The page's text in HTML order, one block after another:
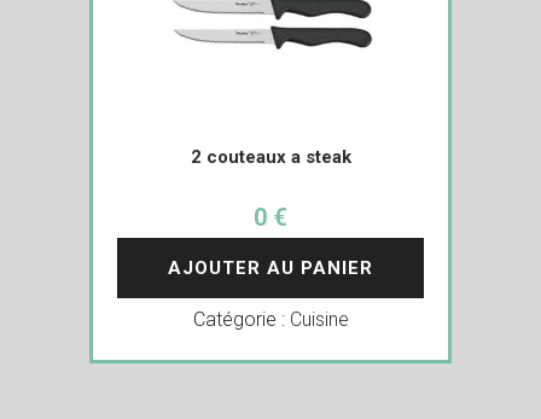
2 couteaux a steak
0 €
AJOUTER AU PANIER
Catégorie : Cuisine